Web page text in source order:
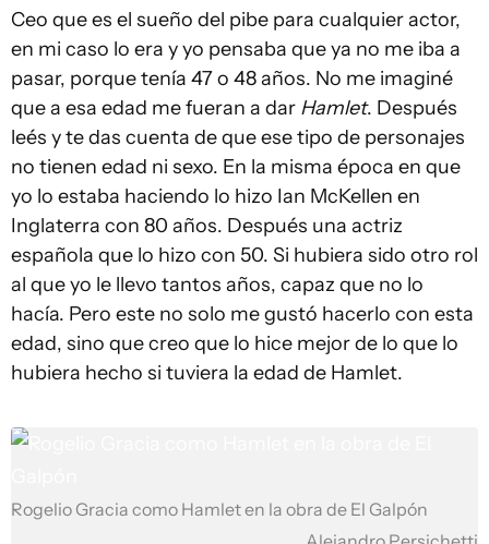
Ceo que es el sueño del pibe para cualquier actor,
en mi caso lo era y yo pensaba que ya no me iba a
pasar, porque tenía 47 o 48 años. No me imaginé
que a esa edad me fueran a dar Hamlet. Después
leés y te das cuenta de que ese tipo de personajes
no tienen edad ni sexo. En la misma época en que
yo lo estaba haciendo lo hizo Ian McKellen en
Inglaterra con 80 años. Después una actriz
española que lo hizo con 50. Si hubiera sido otro rol
al que yo le llevo tantos años, capaz que no lo
hacía. Pero este no solo me gustó hacerlo con esta
edad, sino que creo que lo hice mejor de lo que lo
hubiera hecho si tuviera la edad de Hamlet.
Rogelio Gracia como Hamlet en la obra de El Galpón